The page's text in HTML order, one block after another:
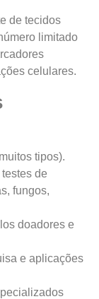
de tecidos
limitado
celulares.
tipos).
de
fungos,
doadores e
e aplicações